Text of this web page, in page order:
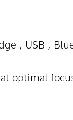
, USB ,
optimal